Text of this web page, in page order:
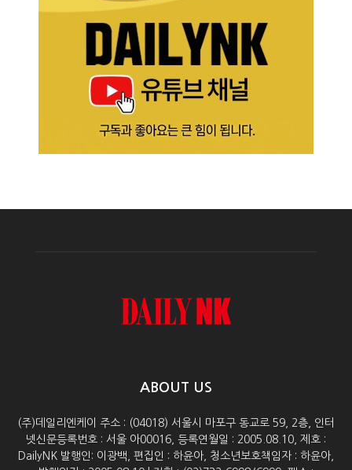
ABOUT US
(주)데일리엔케이 주소 : (04018) 서울시 마포구 동교로 59, 2층, 인터
넷신문등록번호 : 서울 아00016, 등록연월일 : 2005.08.10, 제호 :
DailyNK 발행인: 이광백, 편집인 : 하윤아, 청소년보호책임자 : 하윤아,